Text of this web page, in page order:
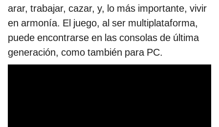
arar, trabajar, cazar, y, lo más importante, vivir
en armonía. El juego, al ser multiplataforma,
puede encontrarse en las consolas de última
generación, como también para PC.